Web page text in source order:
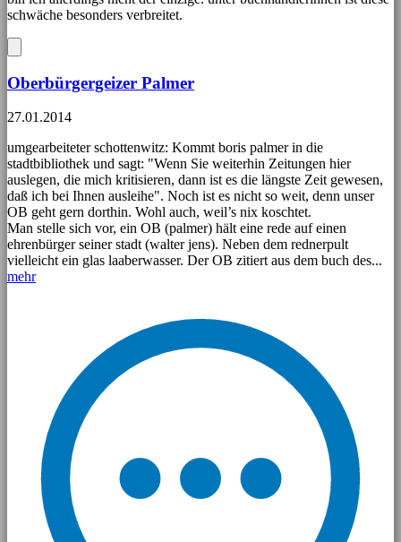
schwäche besonders verbreitet.
Oberbürgergeizer Palmer
27.01.2014
umgearbeiteter schottenwitz: Kommt boris palmer in die
stadtbibliothek und sagt: "Wenn Sie weiterhin Zeitungen hier
auslegen, die mich kritisieren, dann ist es die längste Zeit gewesen,
daß ich bei Ihnen ausleihe". Noch ist es nicht so weit, denn unser
OB geht gern dorthin. Wohl auch, weil’s nix koschtet.
Man stelle sich vor, ein OB (palmer) hält eine rede auf einen
ehrenbürger seiner stadt (walter jens). Neben dem rednerpult
vielleicht ein glas laaberwasser. Der OB zitiert aus dem buch des...
mehr